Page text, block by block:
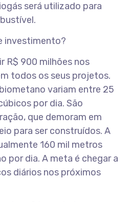
será utilizado para
investimento?
R$ 900 milhões nos
todos os seus projetos.
variam entre 25
por dia. São
que demoram em
para ser construídos. A
160 mil metros
por dia. A meta é chegar a
diários nos próximos